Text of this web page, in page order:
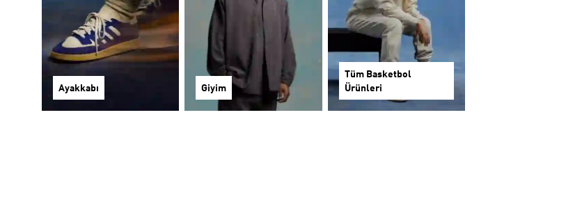
Ayakkabı Giyim
Tüm Basketbol
Ürünleri